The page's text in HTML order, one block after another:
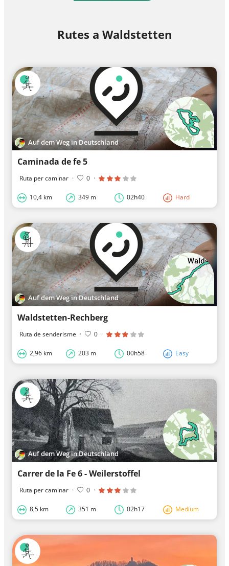
Rutes a Waldstetten
Auf dem Weg in Deutschland
Caminada de fe 5
Ruta per caminar · 0 ·
10,4 km 349 m 02h40 Hard
Auf dem Weg in Deutschland
Waldstetten-Rechberg
Ruta de senderisme · 0 ·
2,96 km 203 m 00h58 Easy
Auf dem Weg in Deutschland
Carrer de la Fe 6 - Weilerstoffel
Ruta per caminar · 0 ·
8,5 km 351 m 02h17 Medium